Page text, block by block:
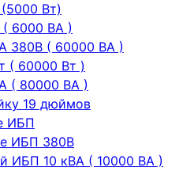
Вт)
6000 ВА )
380В ( 60000 ВА )
( 60000 Вт )
( 80000 ВА )
19 дюймов
ИБП
ИБП 380В
ИБП 10 кВА ( 10000 ВА )